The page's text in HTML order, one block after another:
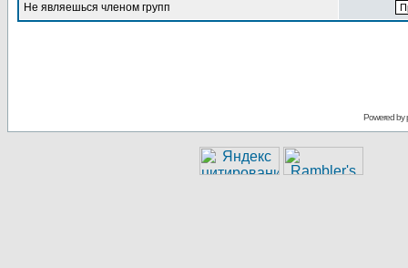
Не являешься членом групп
Powered by